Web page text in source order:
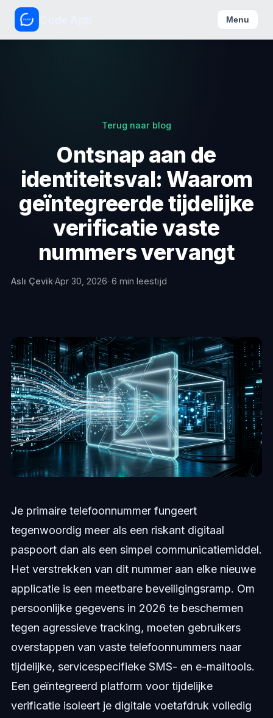
Menu
Terug naar blog
Ontsnap aan de
identiteitsval: Waarom
geïntegreerde tijdelijke
verificatie vaste
nummers vervangt
Aslı Çevik·Apr 30, 2026· 6 min leestijd
Je primaire telefoonnummer fungeert
tegenwoordig meer als een riskant digitaal
paspoort dan als een simpel communicatiemiddel.
Het verstrekken van dit nummer aan elke nieuwe
applicatie is een meetbare beveiligingsramp. Om
persoonlijke gegevens in 2026 te beschermen
tegen agressieve tracking, moeten gebruikers
overstappen van vaste telefoonnummers naar
tijdelijke, servicespecifieke SMS- en e-mailtools.
Een geïntegreerd platform voor tijdelijke
verificatie isoleert je digitale voetafdruk volledig